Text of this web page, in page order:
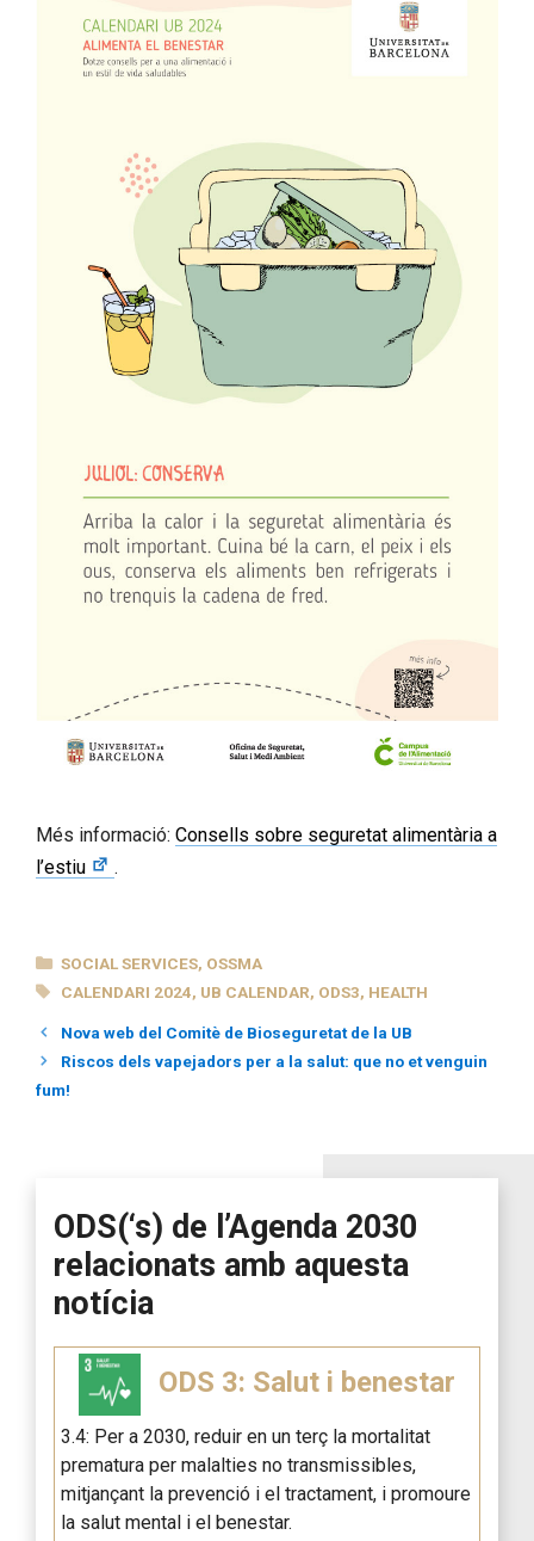
Més informació: Consells sobre seguretat alimentària a
l’estiu
.
CATEGORIES
SOCIAL SERVICES, OSSMA
TAGS
CALENDARI 2024, UB CALENDAR, ODS3, HEALTH
Nova web del Comitè de Bioseguretat de la UB
Riscos dels vapejadors per a la salut: que no et venguin
fum!
ODS(‘s) de l’Agenda 2030
relacionats amb aquesta
notícia
ODS 3: Salut i benestar
3.4: Per a 2030, reduir en un terç la mortalitat
prematura per malalties no transmissibles,
mitjançant la prevenció i el tractament, i promoure
la salut mental i el benestar.